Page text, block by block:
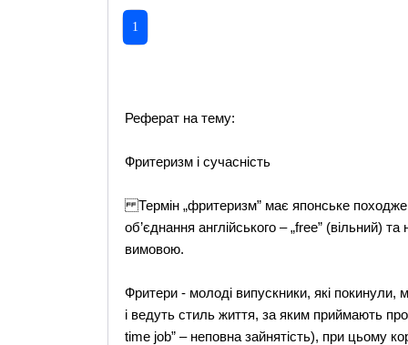
1
Реферат на тему:
Фритеризм і сучасність
Термін „фритеризм” має японське
об’єднання англійського – „free” (вільний)
вимовою.
Фритери - молоді випускники, які покинули,
і ведуть стиль життя, за яким приймають
time job” – неповна зайнятість), при цьому